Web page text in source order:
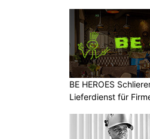
BE HEROES
Lieferdienst für